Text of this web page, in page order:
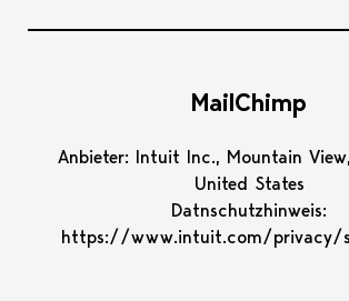
MailChimp
Anbieter: Intuit Inc., Mountain
United States
Datnschutzhinweis:
https://www.intuit.com/privacy/